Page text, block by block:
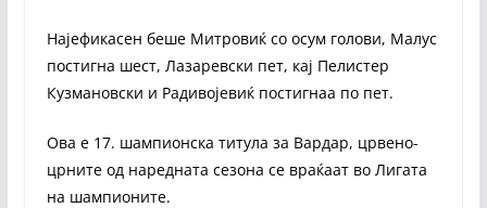
Најефикасен беше Митровиќ со осум голови, Малус
постигна шест, Лазаревски пет, кај Пелистер
Кузмановски и Радивојевиќ постигнаа по пет.
Ова е 17. шампионска титула за Вардар, црвено-
црните од наредната сезона се враќаат во Лигата
на шампионите.